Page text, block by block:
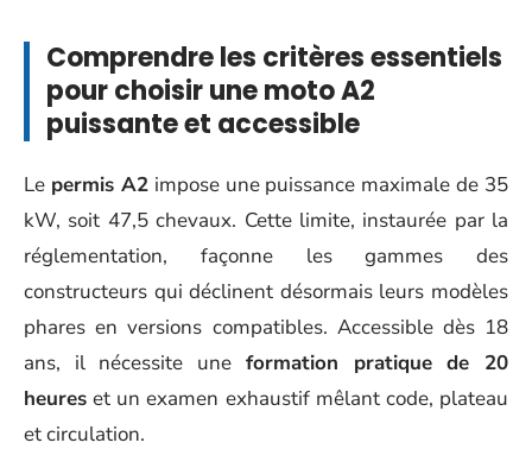
Comprendre les critères essentiels
pour choisir une moto A2
puissante et accessible
Le permis A2impose une puissance maximale de 35
kW, soit 47,5 chevaux. Cette limite, instaurée par la
réglementation, façonne les gammes des
constructeurs qui déclinent désormais leurs modèles
phares en versions compatibles. Accessible dès 18
ans, il nécessite une formation pratique de 20
heures et un examen exhaustif mêlant code, plateau
et circulation.